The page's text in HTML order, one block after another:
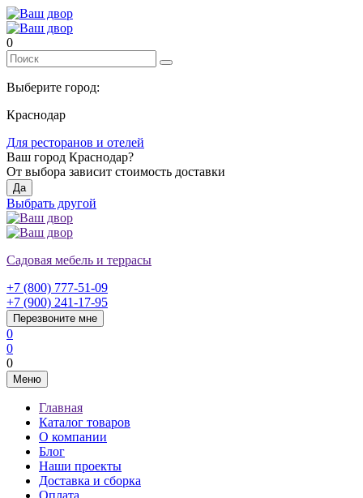
0
Выберите город:
Краснодар
Для ресторанов и отелей
Ваш город Краснодар?
От выбора зависит стоимость доставки
Да
Выбрать другой
Садовая мебель и террасы
+7 (800) 777-51-09
+7 (900) 241-17-95
Перезвоните мне
0
0
0
Меню
Главная
Каталог товаров
О компании
Блог
Наши проекты
Доставка и сборка
Оплата